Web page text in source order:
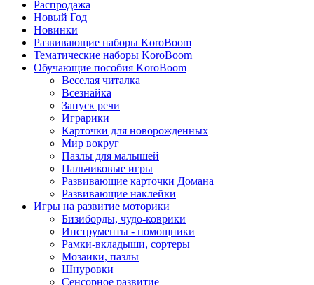
Распродажа
Новый Год
Новинки
Развивающие наборы KoroBoom
Тематические наборы KoroBoom
Обучающие пособия KoroBoom
Веселая читалка
Всезнайка
Запуск речи
Играрики
Карточки для новорожденных
Мир вокруг
Пазлы для малышей
Пальчиковые игры
Развивающие карточки Домана
Развивающие наклейки
Игры на развитие моторики
Бизиборды, чудо-коврики
Инструменты - помощники
Рамки-вкладыши, сортеры
Мозаики, пазлы
Шнуровки
Сенсорное развитие